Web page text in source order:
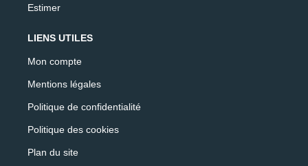
Estimer
LIENS UTILES
Mon compte
Mentions légales
Politique de confidentialité
Politique des cookies
Plan du site